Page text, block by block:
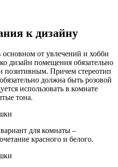
к дизайну
от увлечений и хобби
дизайн помещения обязательно
позитивным. Причем стереотип
должна быть розовой
использовать в комнате
тона.
для комнаты –
красного и белого.